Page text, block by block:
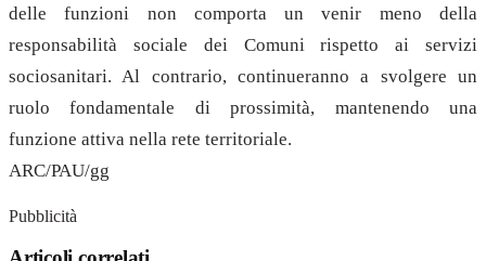
delle funzioni non comporta un venir meno della
responsabilità sociale dei Comuni rispetto ai servizi
sociosanitari. Al contrario, continueranno a svolgere un
ruolo fondamentale di prossimità, mantenendo una
funzione attiva nella rete territoriale.
ARC/PAU/gg
Pubblicità